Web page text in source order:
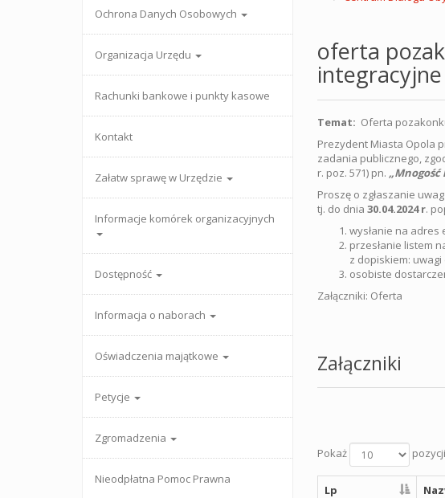
Ochrona Danych Osobowych
Organizacja Urzędu
Rachunki bankowe i punkty kasowe
Kontakt
Załatw sprawę w Urzędzie
Informacje komórek organizacyjnych
Dostępność
Informacja o naborach
Oświadczenia majątkowe
Petycje
Zgromadzenia
Nieodpłatna Pomoc Prawna
oferta
Temat: Oferta
Prezydent Miasta Opola
zadania publicznego,
r. poz. 571) pn. „
Proszę o zgłaszanie
tj. do dnia 30.04.2024 r.
wysłanie na adres
przesłanie listem
z dopiskiem:
osobiste
Załączniki: Oferta
Załączniki
Pokaż pozycji
Lp